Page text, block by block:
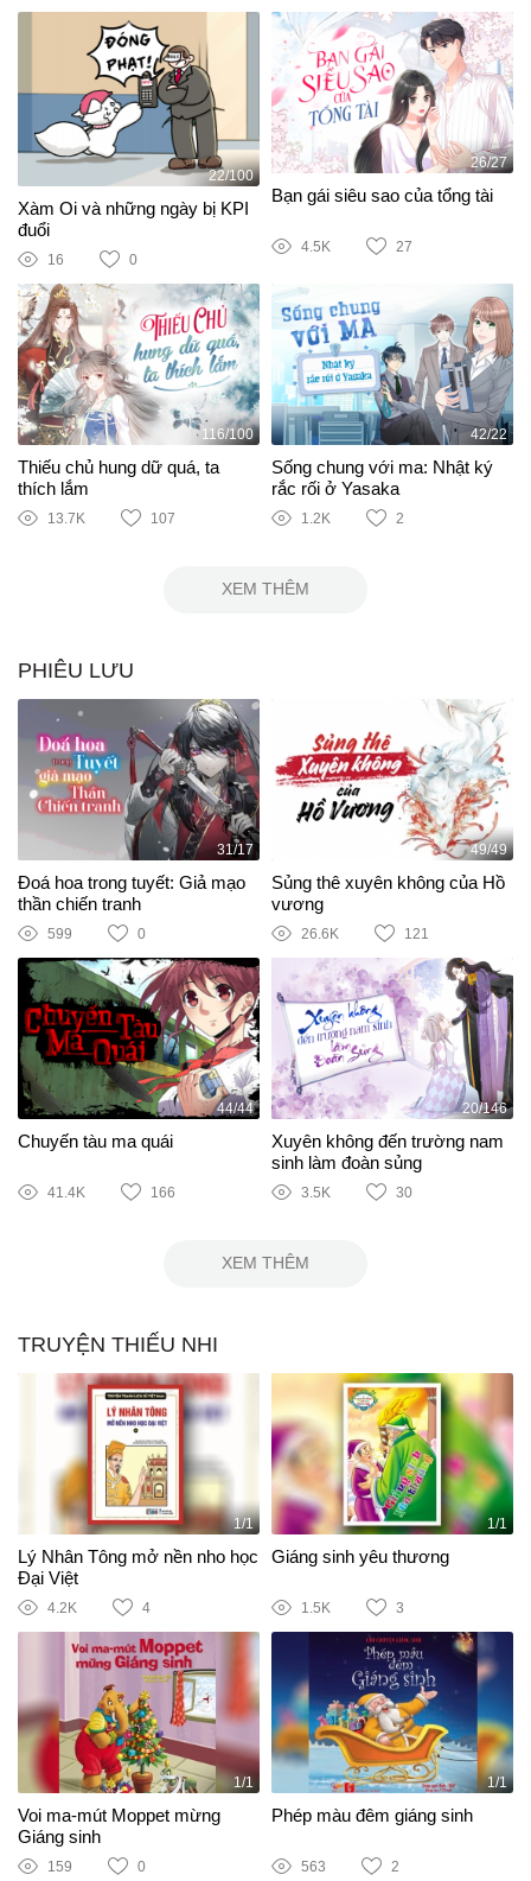
22/100
Xàm Oi và những ngày bị KPI
đuổi
16 0
26/27
Bạn gái siêu sao của tổng tài
4.5K 27
116/100
Thiếu chủ hung dữ quá, ta
thích lắm
13.7K 107
42/22
Sống chung với ma: Nhật ký
rắc rối ở Yasaka
1.2K 2
XEM THÊM
PHIÊU LƯU
31/17
Đoá hoa trong tuyết: Giả mạo
thần chiến tranh
599 0
49/49
Sủng thê xuyên không của Hồ
vương
26.6K 121
44/44
Chuyến tàu ma quái
41.4K 166
20/146
Xuyên không đến trường nam
sinh làm đoàn sủng
3.5K 30
XEM THÊM
TRUYỆN THIẾU NHI
1/1
Lý Nhân Tông mở nền nho học
Đại Việt
4.2K 4
1/1
Giáng sinh yêu thương
1.5K 3
1/1
Voi ma-mút Moppet mừng
Giáng sinh
159 0
1/1
Phép màu đêm giáng sinh
563 2